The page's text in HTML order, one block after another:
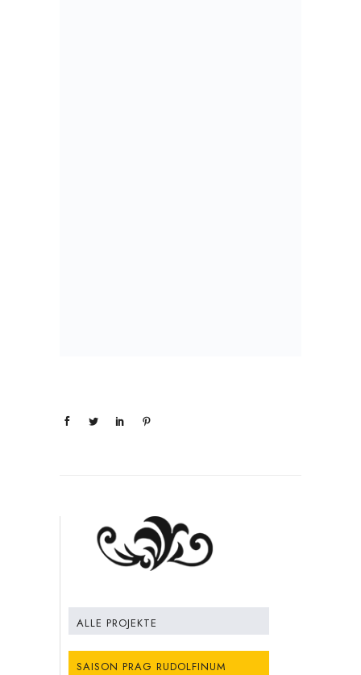
ALLE PROJEKTE
SAISON PRAG RUDOLFINUM